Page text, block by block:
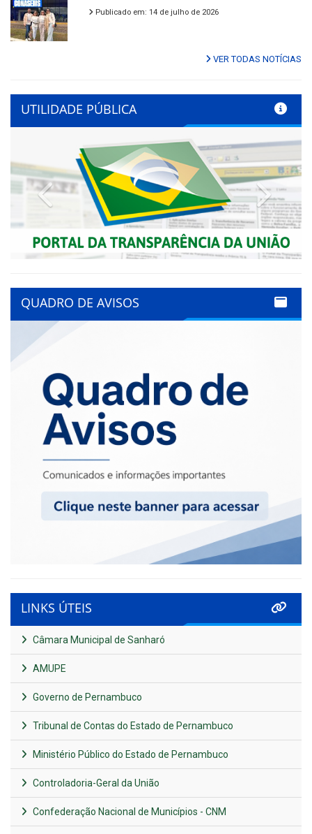
Publicado em: 14 de julho de 2026
VER TODAS NOTÍCIAS
UTILIDADE PÚBLICA
Previous Next
QUADRO DE AVISOS
LINKS ÚTEIS
Câmara Municipal de Sanharó
AMUPE
Governo de Pernambuco
Tribunal de Contas do Estado de Pernambuco
Ministério Público do Estado de Pernambuco
Controladoria-Geral da União
Confederação Nacional de Municípios - CNM